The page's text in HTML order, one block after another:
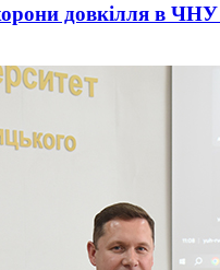
довкілля в